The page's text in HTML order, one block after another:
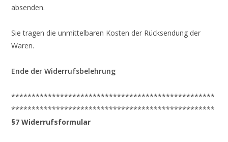
absenden.
Sie tragen die unmittelbaren Kosten der Rücksendung der
Waren.
Ende der Widerrufsbelehrung
**************************************************
**************************************************
§7 Widerrufsformular